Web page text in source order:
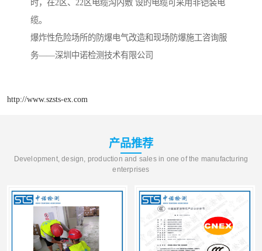
时，在2区、22区电缆沟内敷 设的电缆可采用非铠装电
缆。
爆炸性危险场所的防爆电气改造和现场防爆施工咨询服
务——深圳中诺检测技术有限公司
http://www.szsts-ex.com
产品推荐
Development, design, production and sales in one of the manufacturing
enterprises